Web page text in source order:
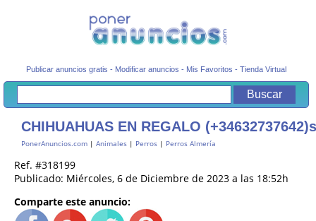
Publicar anuncios gratis - Modificar anuncios - Mis Favoritos -Tienda Virtual
CHIHUAHUAS EN REGALO (+34632737642)s
PonerAnuncios.com | Animales | Perros | Perros Almería
Ref. #318199
Publicado: Miércoles, 6 de Diciembre de 2023 a las 18:52h
Comparte este anuncio: